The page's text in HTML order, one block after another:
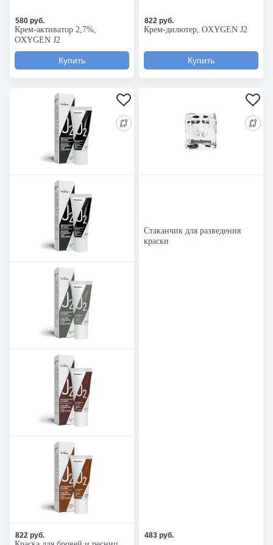
Крем-активатор 2,7%,
OXYGEN J2
580 руб.
Крем-дилютер, OXYGEN J2
822 руб.
822 руб.
Стаканчик для разведения
краски
483 руб.